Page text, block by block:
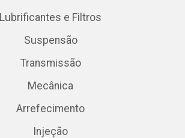
Lubrificantes e Filtros
Suspensão
Transmissão
Mecânica
Arrefecimento
Injeção